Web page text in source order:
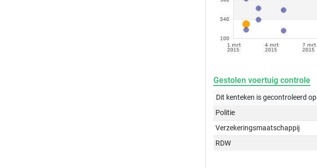
Gestolen voertuig controle
Dit kenteken is gecontroleerd op
Politie
Verzekeringsmaatschappij
RDW